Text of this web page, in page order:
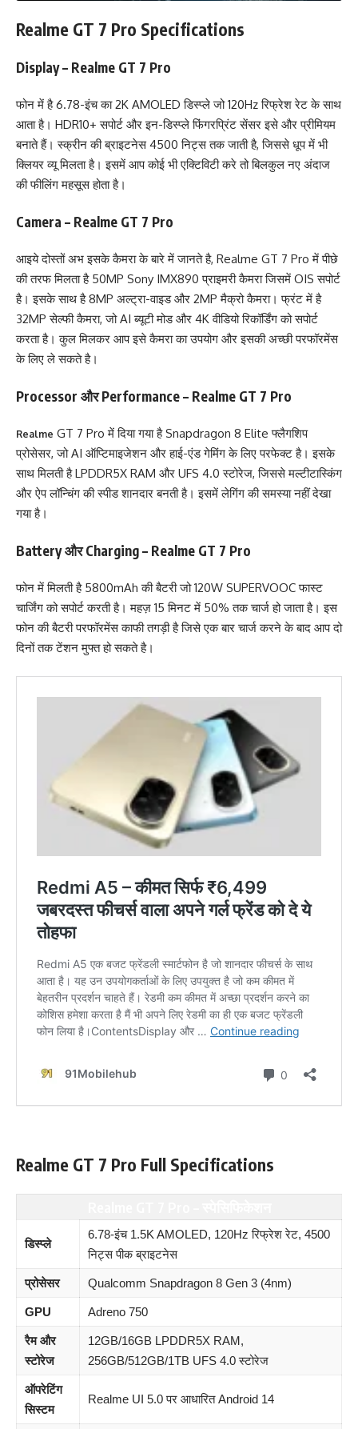
Realme GT 7 Pro Specifications
Display – Realme GT 7 Pro
फोन में है 6.78-इंच का 2K AMOLED डिस्प्ले जो 120Hz रिफ्रेश रेट के साथ
आता है। HDR10+ सपोर्ट और इन-डिस्प्ले फिंगरप्रिंट सेंसर इसे और प्रीमियम
बनाते हैं। स्क्रीन की ब्राइटनेस 4500 निट्स तक जाती है, जिससे धूप में भी
क्लियर व्यू मिलता है। इसमें आप कोई भी एक्टिविटी करे तो बिलकुल नए अंदाज
की फीलिंग महसूस होता है।
Camera – Realme GT 7 Pro
आइये दोस्तों अभ इसके कैमरा के बारे में जानते है, Realme GT 7 Pro में पीछे
की तरफ मिलता है 50MP Sony IMX890 प्राइमरी कैमरा जिसमें OIS सपोर्ट
है। इसके साथ है 8MP अल्ट्रा-वाइड और 2MP मैक्रो कैमरा। फ्रंट में है
32MP सेल्फी कैमरा, जो AI ब्यूटी मोड और 4K वीडियो रिकॉर्डिंग को सपोर्ट
करता है। कुल मिलकर आप इसे कैमरा का उपयोग और इसकी अच्छी परफॉरमेंस
के लिए ले सकते है।
Processor और Performance – Realme GT 7 Pro
Realme GT 7 Pro में दिया गया है Snapdragon 8 Elite फ्लैगशिप
प्रोसेसर, जो AI ऑप्टिमाइजेशन और हाई-एंड गेमिंग के लिए परफेक्ट है। इसके
साथ मिलती है LPDDR5X RAM और UFS 4.0 स्टोरेज, जिससे मल्टीटास्किंग
और ऐप लॉन्चिंग की स्पीड शानदार बनती है। इसमें लेगिंग की समस्या नहीं देखा
गया है।
Battery और Charging – Realme GT 7 Pro
फोन में मिलती है 5800mAh की बैटरी जो 120W SUPERVOOC फास्ट
चार्जिंग को सपोर्ट करती है। महज़ 15 मिनट में 50% तक चार्ज हो जाता है। इस
फोन की बैटरी परफॉरमेंस काफी तगड़ी है जिसे एक बार चार्ज करने के बाद आप दो
दिनों तक टेंशन मुफ्त हो सकते है।
Realme GT 7 Pro Full Specifications
डिस्प्ले
6.78-इंच 1.5K AMOLED, 120Hz रिफ्रेश रेट, 4500
निट्स पीक ब्राइटनेस
प्रोसेसर Qualcomm Snapdragon 8 Gen 3 (4nm)
GPU Adreno 750
रैम और
स्टोरेज
12GB/16GB LPDDR5X RAM,
256GB/512GB/1TB UFS 4.0 स्टोरेज
ऑपरेटिंग
सिस्टम
Realme UI 5.0 पर आधारित Android 14